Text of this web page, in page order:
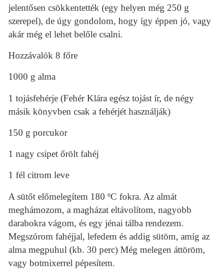
jelentősen csökkentették (egy helyen még 250 g
szerepel), de úgy gondolom, hogy így éppen jó, vagy
akár még el lehet belőle csalni.
Hozzávalók 8 főre
1000 g alma
1 tojásfehérje (Fehér Klára egész tojást ír, de négy
másik könyvben csak a fehérjét használják)
150 g porcukor
1 nagy csipet őrölt fahéj
1 fél citrom leve
A sütőt előmelegítem 180 ºC fokra. Az almát
meghámozom, a magházat eltávolítom, nagyobb
darabokra vágom, és egy jénai tálba rendezem.
Megszórom fahéjjal, lefedem és addig sütöm, amíg az
alma megpuhul (kb. 30 perc) Még melegen áttöröm,
vagy botmixerrel pépesítem.